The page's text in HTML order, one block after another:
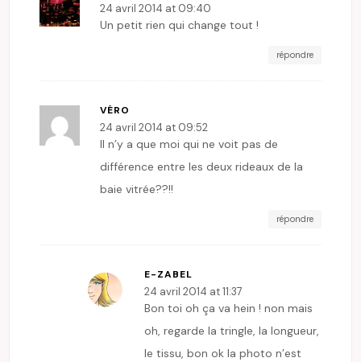
24 avril 2014 at 09:40
Un petit rien qui change tout !
répondre
VÉRO
24 avril 2014 at 09:52
Il n’y a que moi qui ne voit pas de
différence entre les deux rideaux de la
baie vitrée??!!
répondre
E-ZABEL
24 avril 2014 at 11:37
Bon toi oh ça va hein ! non mais
oh, regarde la tringle, la longueur,
le tissu, bon ok la photo n’est